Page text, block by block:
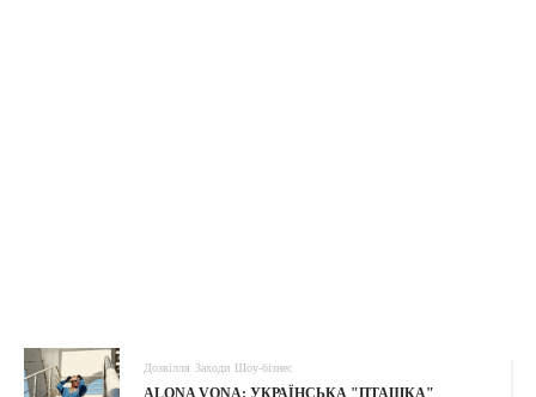
Дозвілля Заходи Шоу-бізнес